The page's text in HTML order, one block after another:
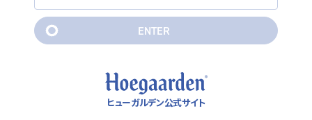
ENTER
ENTER
ヒューガルデン公式サイト
妊娠中や授乳期の飲酒は胎児・乳児の発育に悪影響を与えるおそ
れがあります。お酒は楽しくほどほどに。
AB Inbev Japan GK ©2024